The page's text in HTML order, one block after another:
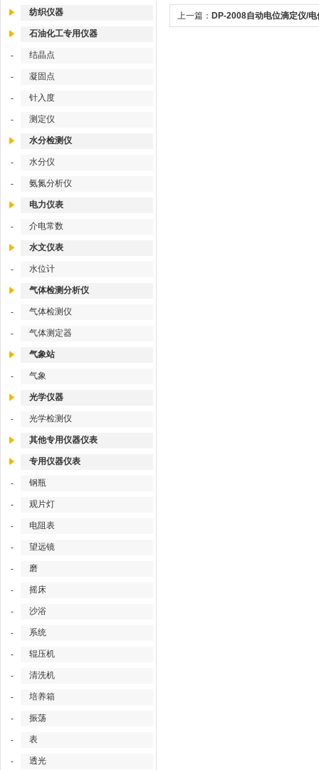
纺织仪器
石油化工专用仪器
- 结晶点
- 凝固点
- 针入度
- 测定仪
水分检测仪
- 水分仪
- 氨氮分析仪
电力仪表
- 介电常数
水文仪表
- 水位计
气体检测分析仪
- 气体检测仪
- 气体测定器
气象站
- 气象
光学仪器
- 光学检测仪
其他专用仪器仪表
专用仪器仪表
- 钢瓶
- 观片灯
- 电阻表
- 望远镜
- 磨
- 摇床
- 沙浴
- 系统
- 辊压机
- 清洗机
- 培养箱
- 振荡
- 表
- 透光
上一篇： DP-2008自动电位滴定仪/电